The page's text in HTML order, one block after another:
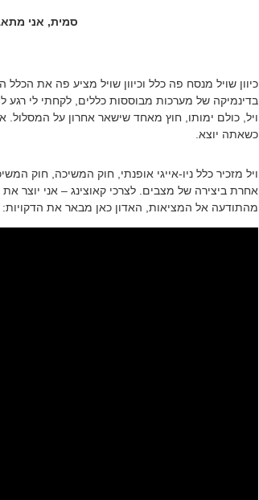
סמית, אני
כיוון שויל מנסח פה כלל וכיוון שויל מציע פה את הכלל
בדינמיקה של מערכות מבוססות כללים, לקחתי לי רגע
ויל, כולם ימותו, חוץ מאחד שישאר אחרון על המסלול.
כשאתה יוצא.
ויל מזכיר כלל ניו-אייגי אופנתי, חוק המשיכה, חוק
אחרת ביצירה של מצבים. לצרכי קאוצינג – אני יוצר
מהתודעה אל המציאות, האדון כאן מבאר את הדקויות: